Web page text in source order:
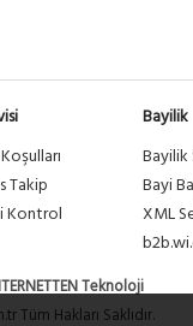
Takip
Kontrol
Bayilik
Bayi
XML
Teknoloji
Tüm Hakları Saklıdır.